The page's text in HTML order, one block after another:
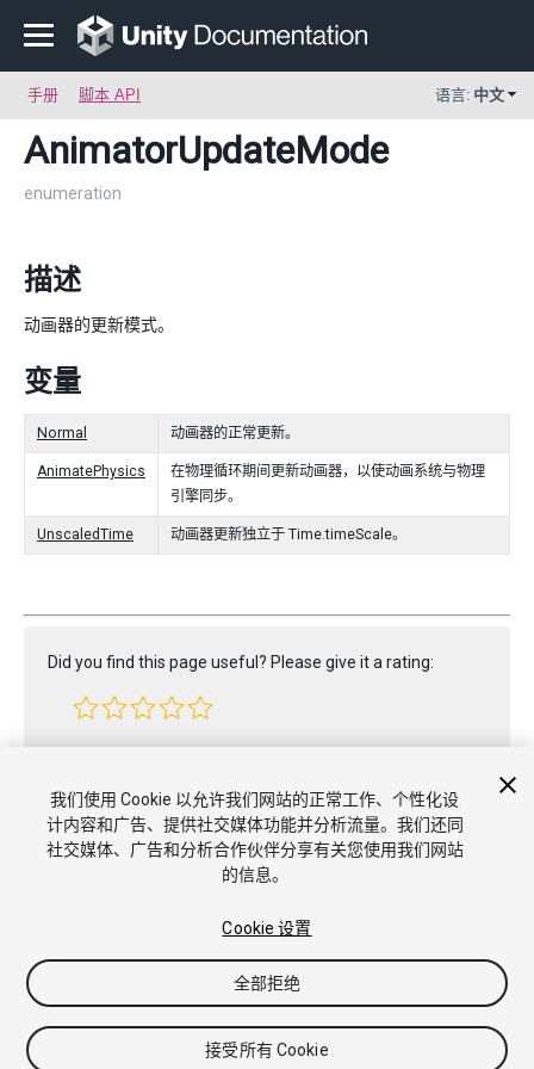
手册 脚本 API 语言: 中文
AnimatorUpdateMode
enumeration
描述
动画器的更新模式。
变量
Normal 动画器的正常更新。
AnimatePhysics
在物理循环期间更新动画器，以使动画系统与物理
引擎同步。
UnscaledTime 动画器更新独立于 Time.timeScale。
Did you find this page useful? Please give it a rating:
版权所有 © 2021 Unity Technologies. Publication 2020.3
教程
社区答案 知识库 论坛 Asset Store
商标和使用条款
法律条款
Cookie
不要出售或分享我的个人信息
我们使用 Cookie 以允许我们网站的正常工作、个性化设
计内容和广告、提供社交媒体功能并分析流量。我们还同
社交媒体、广告和分析合作伙伴分享有关您使用我们网站
的信息。
Cookie 设置
全部拒绝
接受所有 Cookie